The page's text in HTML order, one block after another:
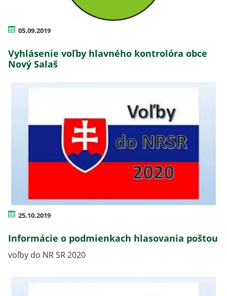
05.09.2019
Vyhlásenie voľby hlavného kontrolóra obce
Nový Salaš
25.10.2019
Informácie o podmienkach hlasovania poštou
voľby do NR SR 2020